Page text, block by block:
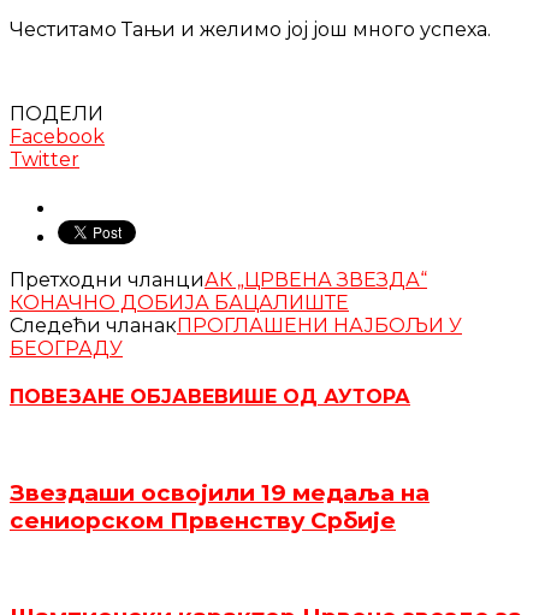
Честитамо Тањи и желимо јој још много успеха.
ПОДЕЛИ
Facebook
Twitter
Претходни чланциАК „ЦРВЕНА ЗВЕЗДА“
КОНАЧНО ДОБИЈА БАЦАЛИШТЕ
Следећи чланакПРОГЛАШЕНИ НАЈБОЉИ У
БЕОГРАДУ
ПОВЕЗАНЕ ОБЈАВЕВИШЕ ОД АУТОРА
Звездаши освојили 19 медаља на
сениорском Првенству Србије